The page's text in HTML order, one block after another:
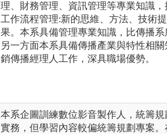
理、財務管理、資訊管理等專業知識
工作流程管理:新的思維、方法、技術
果。本系具備管理專業知識，比傳播系
另一方面本系具備傳播產業與特性相
銷傳播經理人工作，深具職場優勢。
本系企圖訓練數位影音製作人，統籌
實務，但學習內容較偏統籌規劃專案